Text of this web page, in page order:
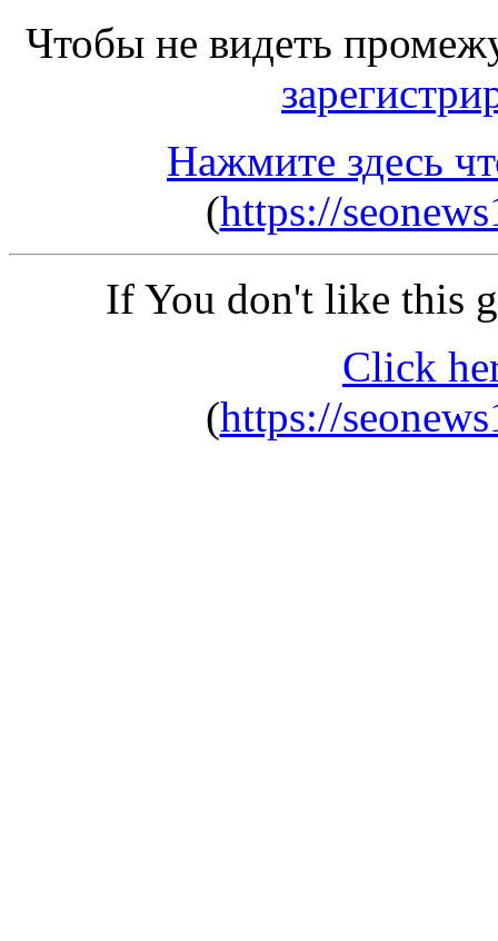
Чтобы не видеть
Нажмите здесь
(https://
If You don't like this
Click
(https://